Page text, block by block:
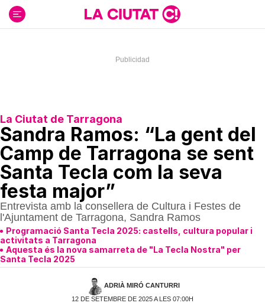
contenido
La Ciutat de Tarragona
Sandra Ramos: “La gent del
Camp de Tarragona se sent
Santa Tecla com la seva
festa major”
Entrevista amb la consellera de Cultura i Festes de
l'Ajuntament de Tarragona, Sandra Ramos
Programació Santa Tecla 2025: castells, cultura popular i
activitats a Tarragona
Aquesta és la nova samarreta de "La Tecla Nostra" per
Santa Tecla 2025
ADRIÀ MIRÓ CANTURRI
12 DE SETEMBRE DE 2025 A LES 07:00H